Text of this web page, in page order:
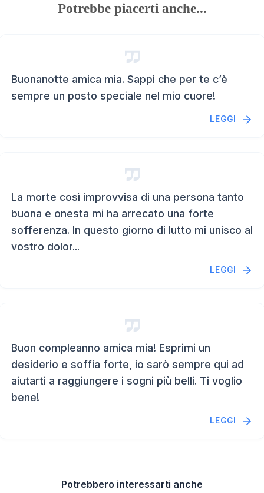
Potrebbe piacerti anche...
Buonanotte amica mia. Sappi che per te c’è
sempre un posto speciale nel mio cuore!
LEGGI
La morte così improvvisa di una persona tanto
buona e onesta mi ha arrecato una forte
sofferenza. In questo giorno di lutto mi unisco al
vostro dolor...
LEGGI
Buon compleanno amica mia! Esprimi un
desiderio e soffia forte, io sarò sempre qui ad
aiutarti a raggiungere i sogni più belli. Ti voglio
bene!
LEGGI
Potrebbero interessarti anche